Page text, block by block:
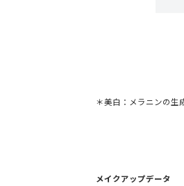
＊美白：メラニンの生
メイクアップデータ